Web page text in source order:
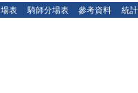
表 騎師分場表 參考資料 統